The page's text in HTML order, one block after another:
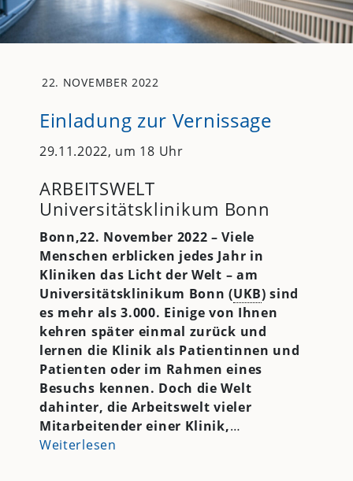
22. NOVEMBER 2022
Einladung zur Vernissage
29.11.2022, um 18 Uhr
ARBEITSWELT
Universitätsklinikum Bonn
Bonn,22. November 2022 – Viele
Menschen erblicken jedes Jahr in
Kliniken das Licht der Welt – am
Universitätsklinikum Bonn (UKB) sind
es mehr als 3.000. Einige von Ihnen
kehren später einmal zurück und
lernen die Klinik als Patientinnen und
Patienten oder im Rahmen eines
Besuchs kennen. Doch die Welt
dahinter, die Arbeitswelt vieler
Mitarbeitender einer Klinik,…
Weiterlesen